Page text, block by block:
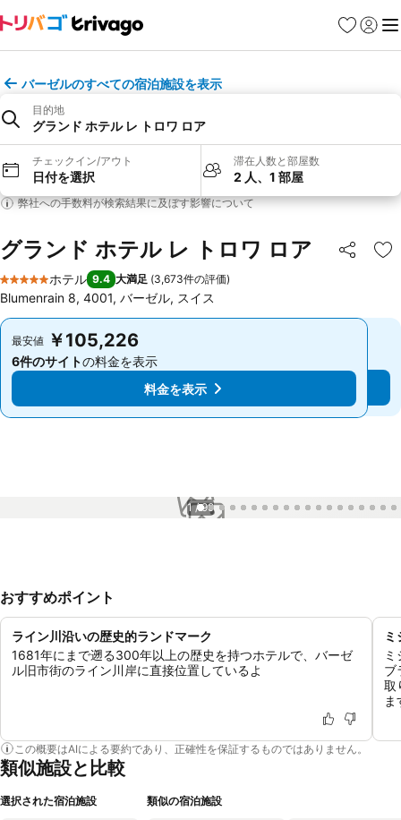
お気に入り
ログイ
メ
バーゼルのすべての宿泊施設を表示
目的地
グランド ホテル レ トロワ ロア
チェックイン/アウト
日付を選択
滞在人数と部屋数
2 人、1 部屋
弊社への手数料が検索結果に及ぼす影響について
グランド ホテル レ トロワ ロア シェア
お
5 ホテルのランク
ホテル 9.4 大満足 (3,673件の評価)
Blumenrain 8, 4001, バーゼル, スイス
最安値 ￥105,226
6件のサイトの料金を表示
料金を表示
最安値 ￥105,226
6件のサイトの料金を表示
料金を表示
1 / 99
おすすめポイント
ライン川沿いの歴史的ランドマーク
1681年にまで遡る300年以上の歴史を持つホテルで、バーゼ
ル旧市街のライン川岸に直接位置しているよ
ブ
取
ま
この概要はAIによる要約であり、正確性を保証するものではありません。
類似施設と比較
選択された宿泊施設 類似の宿泊施設